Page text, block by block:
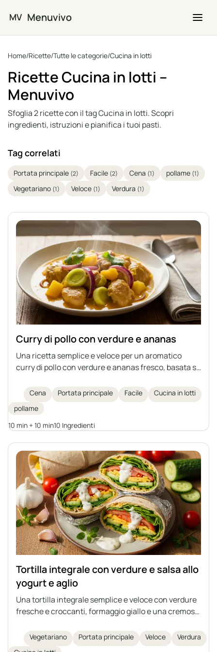
MV Menuvivo
Home/Ricette/Tutte le categorie/Cucina in lotti
Ricette Cucina in lotti –
Menuvivo
Sfoglia 2 ricette con il tag Cucina in lotti. Scopri
ingredienti, istruzioni e pianifica i tuoi pasti.
Tag correlati
Portata principale (2) Facile (2) Cena (1) pollame (1)
Vegetariano (1) Veloce (1) Verdura (1)
Curry di pollo con verdure e ananas
Una ricetta semplice e veloce per un aromatico
curry di pollo con verdure e ananas fresco, basata su
avanzi del brodo.
Cena Portata principale Facile
Cucina in lotti
pollame
10 min + 10 min10 Ingredienti
Tortilla integrale con verdure e salsa allo
yogurt e aglio
Una tortilla integrale semplice e veloce con verdure
fresche e croccanti, formaggio giallo e una cremosa
e maionese. Ideale come spuntino sostanzioso,
pranzo o cena leggera. Un piatto facile da preparare
Vegetariano Portata principale Veloce
Verdura